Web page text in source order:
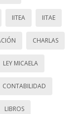
IITEA IITAE
CHARLAS
LEY MICAELA
CONTABILIDAD
LIBROS